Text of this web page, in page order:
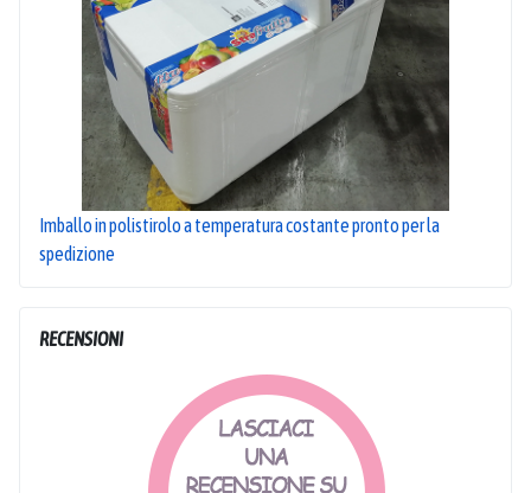
Imballo in polistirolo a temperatura costante pronto per la
spedizione
RECENSIONI